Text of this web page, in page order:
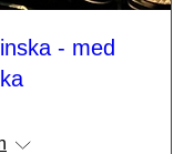
- med